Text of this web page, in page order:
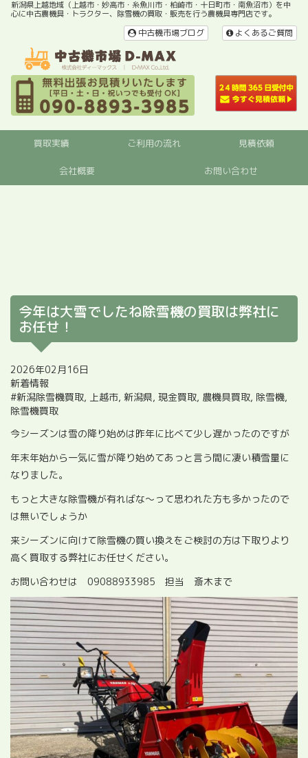
新潟県上越地域（上越市・妙高市・糸魚川市・柏崎市・十日町市・南魚沼市）を中
心に中古農機具・トラクター、除雪機の買取・販売を行う農機具専門店です。
よくあるご質問
中古機市場ブログ
買取実績 ご利用の流れ 見積依頼
会社概要 お問い合わせ
今年は大雪でしたね除雪機の買取は弊社に
お任せ！
2026年02月16日
新着情報
#新潟除雪機買取, 上越市, 新潟県, 現金買取, 農機具買取, 除雪機,
除雪機買取
今シーズンは雪の降り始めは昨年に比べて少し遅かったのですが
年末年始から一気に雪が降り始めてあっと言う間に凄い積雪量に
なりました。
もっと大きな除雪機が有ればな～って思われた方も多かったので
は無いでしょうか
来シーズンに向けて除雪機の買い換えをご検討の方は下取りより
高く買取する弊社にお任せください。
お問い合わせは 09088933985 担当 斎木まで